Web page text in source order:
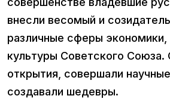
внесли весомый и
различные сферы экономики,
культуры Советского Союза.
открытия, совершали
создавали шедевры.